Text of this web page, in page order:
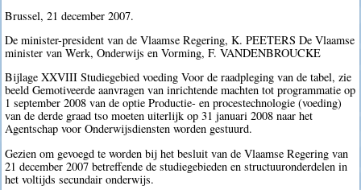
Brussel, 21 december 2007.
De minister-president van de Vlaamse Regering, K. PEETERS De Vlaamse
minister van Werk, Onderwijs en Vorming, F. VANDENBROUCKE
Bijlage XXVIII Studiegebied voeding Voor de raadpleging van de tabel, zie
beeld Gemotiveerde aanvragen van inrichtende machten tot programmatie op
1 september 2008 van de optie Productie- en procestechnologie (voeding)
van de derde graad tso moeten uiterlijk op 31 januari 2008 naar het
Agentschap voor Onderwijsdiensten worden gestuurd.
Gezien om gevoegd te worden bij het besluit van de Vlaamse Regering van
21 december 2007 betreffende de studiegebieden en structuuronderdelen in
het voltijds secundair onderwijs.